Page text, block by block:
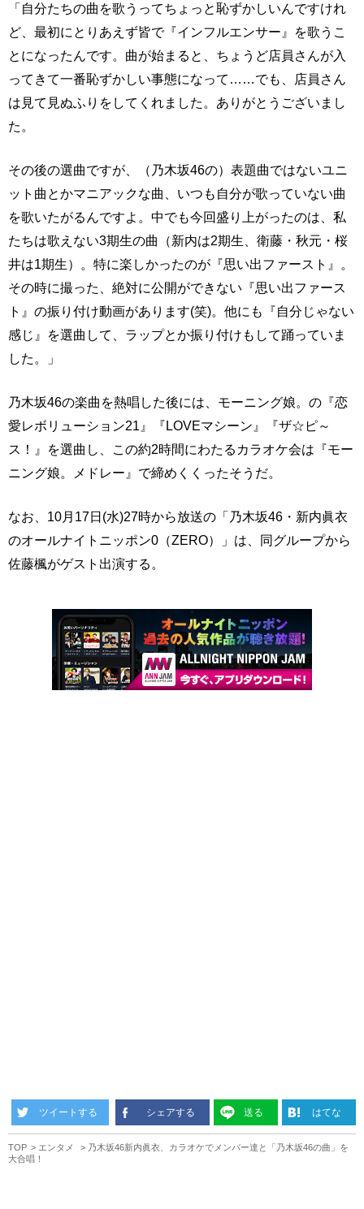
「自分たちの曲を歌うってちょっと恥ずかしいんですけれ
ど、最初にとりあえず皆で『インフルエンサー』を歌うこ
とになったんです。曲が始まると、ちょうど店員さんが入
ってきて一番恥ずかしい事態になって……でも、店員さん
は見て見ぬふりをしてくれました。ありがとうございまし
た。
その後の選曲ですが、（乃木坂46の）表題曲ではないユニ
ット曲とかマニアックな曲、いつも自分が歌っていない曲
を歌いたがるんですよ。中でも今回盛り上がったのは、私
たちは歌えない3期生の曲（新内は2期生、衛藤・秋元・桜
井は1期生）。特に楽しかったのが『思い出ファースト』。
その時に撮った、絶対に公開ができない『思い出ファース
ト』の振り付け動画があります(笑)。他にも『自分じゃない
感じ』を選曲して、ラップとか振り付けもして踊っていま
した。」
乃木坂46の楽曲を熱唱した後には、モーニング娘。の『恋
愛レボリューション21』『LOVEマシーン』『ザ☆ピ～
ス！』を選曲し、この約2時間にわたるカラオケ会は『モー
ニング娘。メドレー』で締めくくったそうだ。
なお、10月17日(水)27時から放送の「乃木坂46・新内眞衣
のオールナイトニッポン0（ZERO）」は、同グループから
佐藤楓がゲスト出演する。
ツイートする シェアする 送る はてな
TOP エンタメ
乃木坂46新内眞衣、カラオケでメンバー達と「乃木坂46の曲」を
大合唱！